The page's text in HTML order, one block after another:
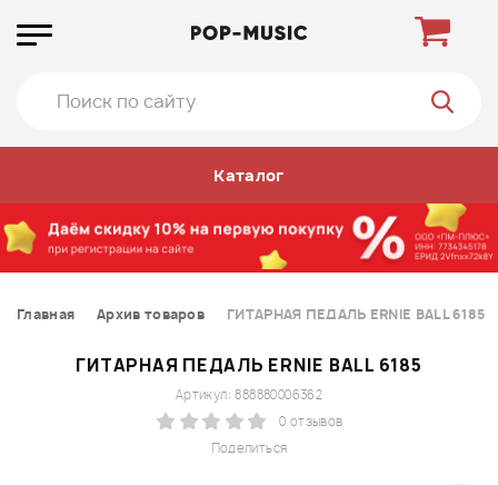
Каталог
Главная Архив товаров ГИТАРНАЯ ПЕДАЛЬ ERNIE BALL 6185
ГИТАРНАЯ ПЕДАЛЬ ERNIE BALL 6185
Поделиться
Артикул: 888880006362
0 отзывов